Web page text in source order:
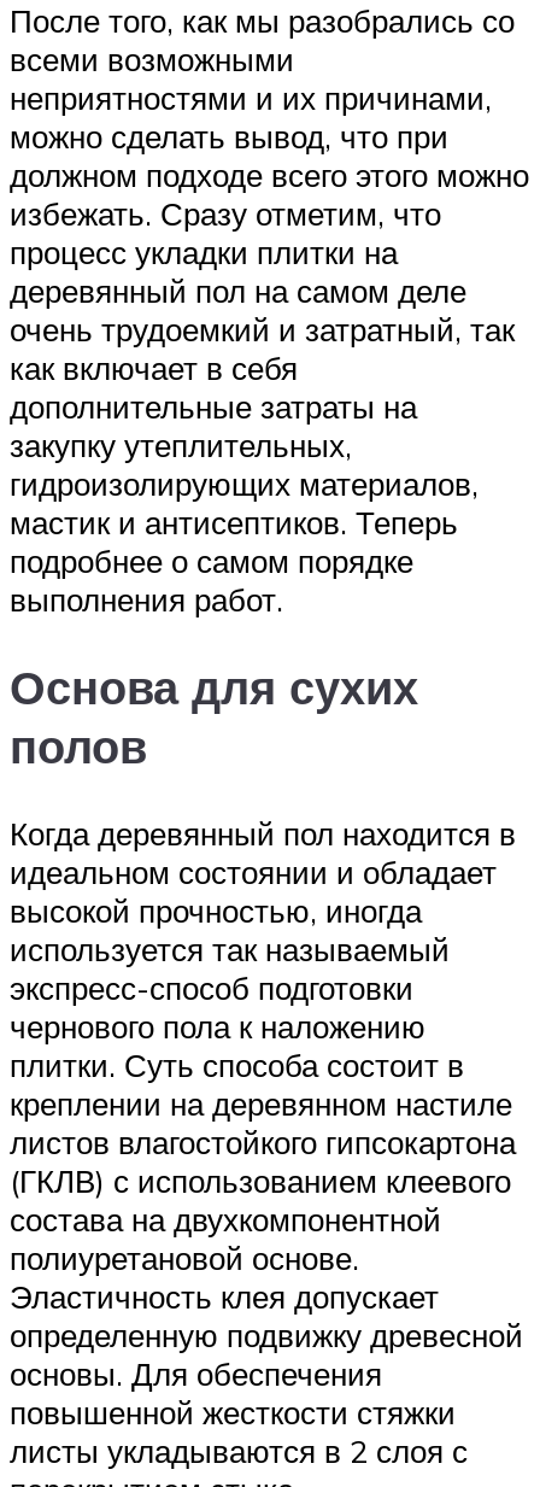
После того, как мы разобрались со
всеми возможными
неприятностями и их причинами,
можно сделать вывод, что при
должном подходе всего этого можно
избежать. Сразу отметим, что
процесс укладки плитки на
деревянный пол на самом деле
очень трудоемкий и затратный, так
как включает в себя
дополнительные затраты на
закупку утеплительных,
гидроизолирующих материалов,
мастик и антисептиков. Теперь
подробнее о самом порядке
выполнения работ.
Основа для сухих
полов
Когда деревянный пол находится в
идеальном состоянии и обладает
высокой прочностью, иногда
используется так называемый
экспресс-способ подготовки
чернового пола к наложению
плитки. Суть способа состоит в
креплении на деревянном настиле
листов влагостойкого гипсокартона
(ГКЛВ) с использованием клеевого
состава на двухкомпонентной
полиуретановой основе.
Эластичность клея допускает
определенную подвижку древесной
основы. Для обеспечения
повышенной жесткости стяжки
листы укладываются в 2 слоя с